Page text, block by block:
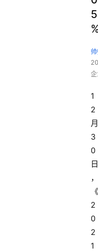
5
1
2
月
3
0
日
，
《
2
0
2
1